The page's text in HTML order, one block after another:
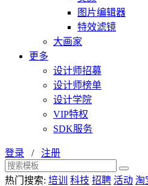
图片编辑器
特效滤镜
大画家
更多
设计师招募
设计师榜单
设计学院
VIP特权
SDK服务
登录 / 注册
热门搜索: 培训 科技 招聘 活动 淘